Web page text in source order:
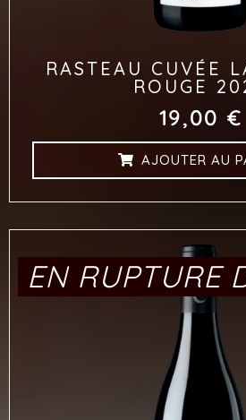
RASTEAU CUVÉE
ROUGE
19,00 €
AJOUTER AU
EN RUPTURE